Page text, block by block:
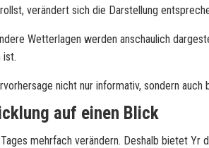
verändert sich die Darstellung
Wetterlagen werden anschaulich
ist.
nicht nur informativ, sondern auch
auf einen Blick
mehrfach verändern. Deshalb bietet Yr